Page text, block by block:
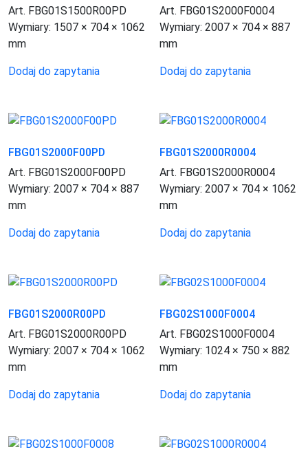
Art. FBG01S1500R00PD
Wymiary: 1507 × 704 × 1062
mm
Dodaj do zapytania
Art. FBG01S2000F0004
Wymiary:2007 × 704 × 887
mm
Dodaj do zapytania
FBG01S2000F00PD
Art. FBG01S2000F00PD
Wymiary: 2007 × 704 × 887
mm
Dodaj do zapytania
FBG01S2000R0004
Art. FBG01S2000R0004
Wymiary:2007 × 704 × 1062
mm
Dodaj do zapytania
FBG01S2000R00PD
Art. FBG01S2000R00PD
Wymiary: 2007 × 704 × 1062
mm
Dodaj do zapytania
FBG02S1000F0004
Art. FBG02S1000F0004
Wymiary: 1024 × 750 × 882
mm
Dodaj do zapytania